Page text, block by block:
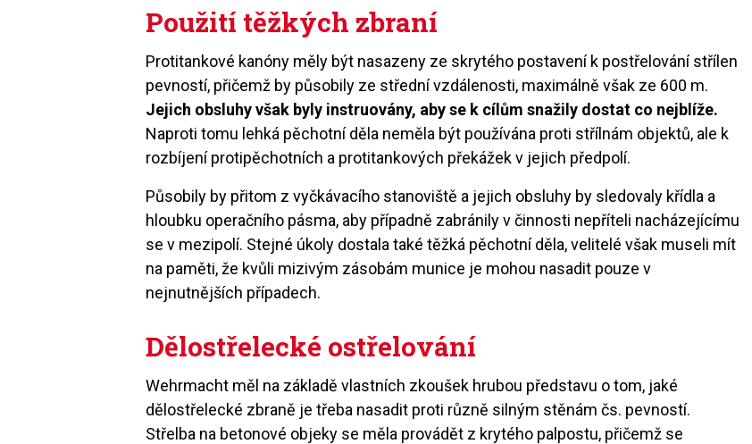
Použití těžkých zbraní
Protitankové kanóny měly být nasazeny ze skrytého postavení k postřelování střílen
pevností, přičemž by působily ze střední vzdálenosti, maximálně však ze 600 m.
Jejich obsluhy však byly instruovány, aby se k cílům snažily dostat co nejblíže.
Naproti tomu lehká pěchotní děla neměla být používána proti střílnám objektů, ale k
rozbíjení protipěchotních a protitankových překážek v jejich předpolí.
Působily by přitom z vyčkávacího stanoviště a jejich obsluhy by sledovaly křídla a
hloubku operačního pásma, aby případně zabránily v činnosti nepříteli nacházejícímu
se v mezipolí. Stejné úkoly dostala také těžká pěchotní děla, velitelé však museli mít
na paměti, že kvůli mizivým zásobám munice je mohou nasadit pouze v
nejnutnějších případech.
Dělostřelecké ostřelování
Wehrmacht měl na základě vlastních zkoušek hrubou představu o tom, jaké
dělostřelecké zbraně je třeba nasadit proti různě silným stěnám čs. pevností.
Střelba na betonové objeky se měla provádět z krytého palpostu, přičemž se